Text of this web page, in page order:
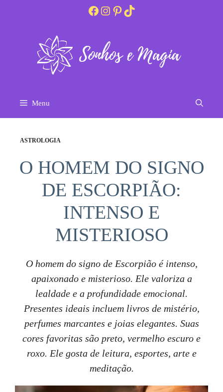
Facebook
Instagram
Pinterest
TikTok
Menu
ASTROLOGIA
O HOMEM DO SIGNO
DE ESCORPIÃO:
INTENSO E
MISTERIOSO
O homem do signo de Escorpião é intenso,
apaixonado e misterioso. Ele valoriza a
lealdade e a profundidade emocional.
Presentes ideais incluem livros de mistério,
perfumes marcantes e joias elegantes. Suas
cores favoritas são preto, vermelho escuro e
roxo. Ele gosta de leitura, esportes, arte e
meditação.